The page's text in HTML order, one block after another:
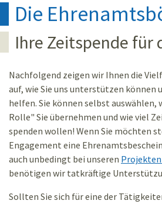
Die
Ihre Zeitspende für
Nachfolgend zeigen wir Ihnen die
auf, wie Sie uns unterstützen können
helfen. Sie können selbst
Rolle" Sie übernehmen und wie viel
spenden wollen! Wenn Sie möchten
Engagement eine
auch unbedingt bei unseren Projekten
benötigen wir tatkräftige
Sollten Sie sich für eine der